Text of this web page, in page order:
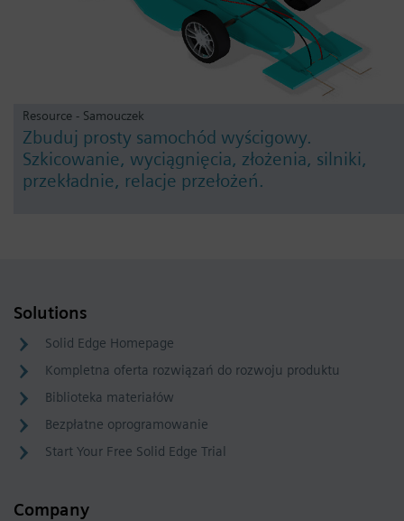
Resource - Samouczek
Zbuduj prosty samochód wyścigowy.
Szkicowanie, wyciągnięcia, złożenia, silniki,
przekładnie, relacje przełożeń.
Solutions
Solid Edge Homepage
Kompletna oferta rozwiązań do rozwoju produktu
Biblioteka materiałów
Bezpłatne oprogramowanie
Start Your Free Solid Edge Trial
Company